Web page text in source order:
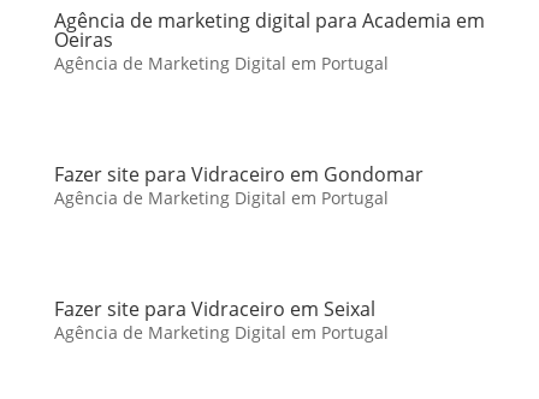
Agência de marketing digital para Academia em
Oeiras
Agência de Marketing Digital em Portugal
Fazer site para Vidraceiro em Gondomar
Agência de Marketing Digital em Portugal
Fazer site para Vidraceiro em Seixal
Agência de Marketing Digital em Portugal